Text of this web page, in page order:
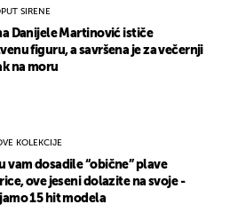
SIRENE
Danijele Martinović ističe
figuru, a savršena je za večernji
na moru
KOLEKCIJE
vam dosadile “obične” plave
ove jeseni dolazite na svoje -
15 hit modela